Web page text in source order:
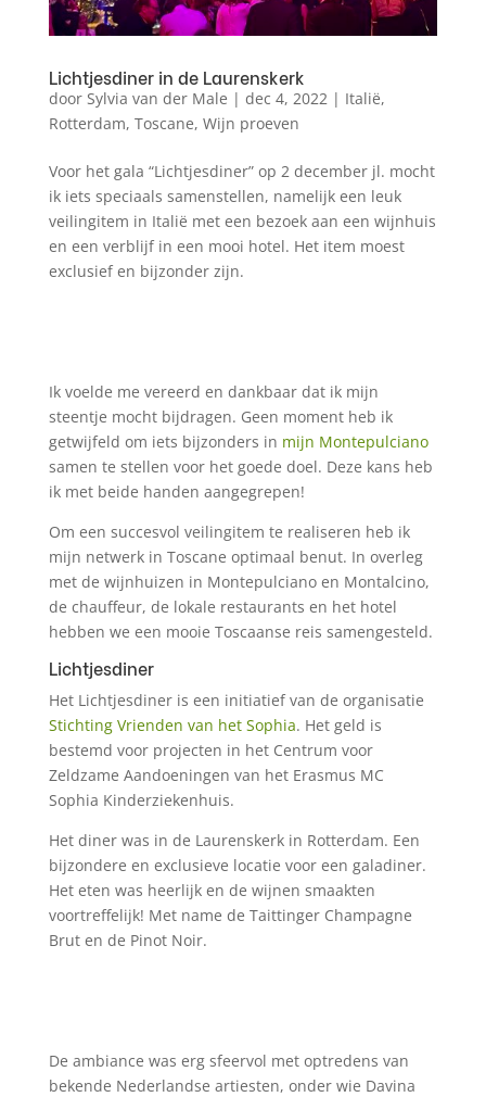
Lichtjesdiner in de Laurenskerk
door Sylvia van der Male | dec 4, 2022 | Italië,
Rotterdam, Toscane, Wijn proeven
Voor het gala “Lichtjesdiner” op 2 december jl. mocht
ik iets speciaals samenstellen, namelijk een leuk
veilingitem in Italië met een bezoek aan een wijnhuis
en een verblijf in een mooi hotel. Het item moest
exclusief en bijzonder zijn.
Ik voelde me vereerd en dankbaar dat ik mijn
steentje mocht bijdragen. Geen moment heb ik
getwijfeld om iets bijzonders in mijn Montepulciano
samen te stellen voor het goede doel. Deze kans heb
ik met beide handen aangegrepen!
Om een succesvol veilingitem te realiseren heb ik
mijn netwerk in Toscane optimaal benut. In overleg
met de wijnhuizen in Montepulciano en Montalcino,
de chauffeur, de lokale restaurants en het hotel
hebben we een mooie Toscaanse reis samengesteld.
Lichtjesdiner
Het Lichtjesdiner is een initiatief van de organisatie
Stichting Vrienden van het Sophia. Het geld is
bestemd voor projecten in het Centrum voor
Zeldzame Aandoeningen van het Erasmus MC
Sophia Kinderziekenhuis.
Het diner was in de Laurenskerk in Rotterdam. Een
bijzondere en exclusieve locatie voor een galadiner.
Het eten was heerlijk en de wijnen smaakten
voortreffelijk! Met name de Taittinger Champagne
Brut en de Pinot Noir.
De ambiance was erg sfeervol met optredens van
bekende Nederlandse artiesten, onder wie Davina